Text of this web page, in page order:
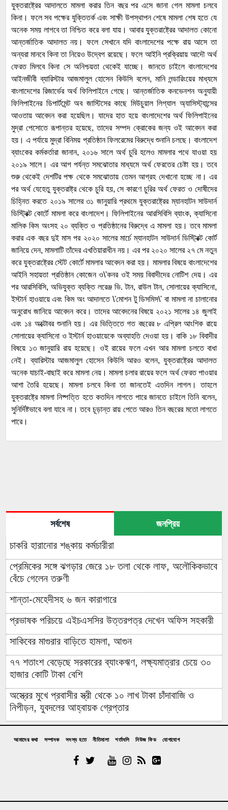
যুক্তরাষ্ট্রের আদালতে মামলা করার তিন বছর পর এসে জানা গেল মামলা চলবে
কিনা। ফলে সব পক্ষের যুক্তিতর্ক এবং সাক্ষী উপস্থাপন শেষে মামলা শেষ হতে যে
অনেক সময় লাগবে তা নিশ্চিত করে বলা যায়। আবার যুক্তরাষ্ট্রের আদালত কোনো
আন্তর্জাতিক আদালত নয়। ফলে সেখানে যদি বাংলাদেশের পক্ষে রায় আসে তা
অন্যরা মানবে কিনা তা নিয়েও উদ্বেগ রয়েছে। ফলে আইনি প্রক্রিয়ায় আদৌ অর্থ
ফেরত মিলবে কিনা সে অনিশ্চয়তা থেকেই যাচ্ছে। জানতে চাইলে বাংলাদেশের
আইনজীবী ব্যারিস্টার আজমালুল হোসেন কিউসি বলেন, মানি লন্ডারিংয়ের মাধ্যমে
বাংলাদেশের রিজার্ভের অর্থ ফিলিপাইনে গেছে। আন্তর্জাতিক কনভেনশন অনুযায়ী
ফিলিপাইনের ডিপার্টমেন্ট অব জাস্টিসের কাছে মিউচুয়াল লিগ্যাল অ্যাসিস্ট্যান্সের
আওতায় আবেদন করা হয়েছিল। যাদের হাত হয়ে বাংলাদেশের অর্থ ফিলিপাইনের
মুদ্রা পেসোতে রূপান্তর হয়েছে, তাদের সম্পদ ক্রোকের জন্য ওই আবেদন করা
হয়। এ পর্যায়ে মুদ্রা বিনিময় প্রতিষ্ঠান ফিলরেমের বিরুদ্ধে শুনানি চলছে। বাংলাদেশ
ব্যাংকের কর্মকর্তারা জানান, ২০১৬ সালে অর্থ চুরি হলেও মামলার পথে যাওয়া হয়
২০১৯ সালে। এর আগ পর্যন্ত সমঝোতার মাধ্যমে অর্থ ফেরতের চেষ্টা হয়। তবে
শুরু থেকেই দেশটির পক্ষ থেকে সমঝোতায় তেমন আগ্রহ দেখানো হচ্ছে না। এর
পর অর্থ যেহেতু যুক্তরাষ্ট্র থেকে চুরি হয়, সে কারণে চুরির অর্থ ফেরত ও দোষীদের
চিহ্নিত করতে ২০১৯ সালের ৩১ জানুয়ারি প্রথমে যুক্তরাষ্ট্রের ম্যানহাটন সাউদার্ন
ডিস্ট্রিক্ট কোর্টে মামলা করে বাংলাদেশ। ফিলিপাইনের আরসিবিসি ব্যাংক, ক্যাসিনো
মালিক কিম অংসহ ২০ ব্যক্তি ও প্রতিষ্ঠানের বিরুদ্ধে এ মামলা হয়। তবে মামলা
করার এক বছর দুই মাস পর ২০২০ সালের মার্চে ম্যানহাটন সাউদার্ন ডিস্ট্রিক্ট কোর্ট
জানিয়ে দেন, মামলাটি তাঁদের এখতিয়ারাধীন নয়। এর পর ২০২০ সালের ২৭ মে নতুন
করে যুক্তরাষ্ট্রের স্টেট কোর্টে মামলার আবেদন করা হয়। মামলার বিষয়ে বাংলাদেশের
আইনি সহায়তা প্রতিষ্ঠান কোজেন ও\'কনর ওই সময় বিবাদীদের নোটিশ দেয়। এর
পর আরসিবিসি, অভিযুক্ত ব্যক্তি লরেঞ্জ ভি. টান, রাউল টান, সোলায়ের ক্যাসিনো,
ইস্টার্ন হাওয়ায়ে এবং কিম অং আদালতে \'মোশন টু ডিসমিস\' বা মামলা না চালানোর
অনুরোধ জানিয়ে আবেদন করে। তাদের আবেদনের বিষয়ে ২০২১ সালের ১৪ জুলাই
এবং ১৪ অক্টোবর শুনানি হয়। এর ভিত্তিতে গত বছরের ৮ এপ্রিল আংশিক রায়ে
সোলায়ের ক্যাসিনো ও ইস্টার্ন হাওয়ায়েকে অব্যাহতি দেওয়া হয়। বাকি ১৮ বিবাদীর
বিষয়ে ১৩ জানুয়ারি রায় হয়েছে। ওই রায়ের ফলে এখন আর মামলা চলতে বাধা
নেই। ব্যারিস্টার আজমালুল হোসেন কিউসি আরও বলেন, যুক্তরাষ্ট্রের আদালত
অনেক যাচাই-বাছাই করে মামলা নেয়। মামলা চলার রায়ের ফলে অর্থ ফেরত পাওয়ার
আশা তৈরি হয়েছে। মামলা চলবে কিনা তা জানতেই এতদিন লাগল। তাহলে
যুক্তরাষ্ট্রে মামলা নিষ্পত্তি হতে কতদিন লাগতে পারে জানতে চাইলে তিনি বলেন,
সুনির্দিষ্টভাবে বলা যাবে না। তবে চূড়ান্ত রায় পেতে আরও তিন বছরের মতো লাগতে
পারে।
সর্বশেষ জনপ্রিয়
চাকরি হারানোর শঙ্কায় কর্মচারীরা
প্রেমিকের সঙ্গে ঝগড়ার জেরে ১৮ তলা থেকে লাফ, অলৌকিকভাবে
বেঁচে গেলেন তরুণী
শান্তা-মেহেদীসহ ৬ জন কারাগারে
প্রভাষক পরিচয়ে এইচএসসির উত্তরপত্র দেখেন অফিস সহকারী
সাকিবের মাগুরার বাড়িতে হামলা, আগুন
৭৭ শতাংশ বেড়েছে সরকারের ব্যাংকঋণ, লক্ষ্যমাত্রার চেয়ে ৩০
হাজার কোটি টাকা বেশি
অস্ত্রের মুখে প্রবাসীর স্ত্রী থেকে ১০ লাখ টাকা চাঁদাবাজি ও
নিপীড়ন, যুবদলের আহ্বায়ক গ্রেপ্তার
চাঁদপুরের মাদকসেবী ভাতিজাকে তুলে আনতে গিয়ে চাচাকে পিটিয়ে
হত্যা”সড়ক অবরোধ
অর্থাভাবে বন্ধ চিকিৎসার পথ,দুরারোগ্য রোগে আক্রান্ত মজিবর
উপজেলা প্রশাসনে জুলাই শহিদ পরিবারের সংবর্ধনা; কবরে ফুল
আমাদের কথা সম্পাদক সদস্য হতে নীতিমালা শর্তাবলি নিউজ ফিড যোগাযোগ